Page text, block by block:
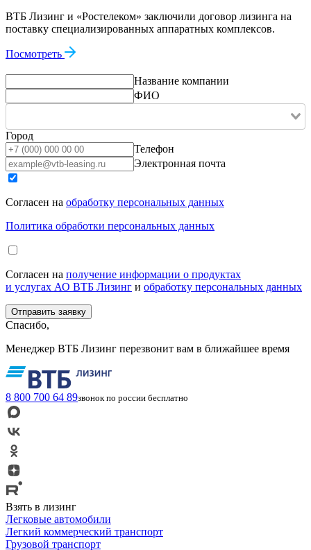
ВТБ Лизинг и «Ростелеком» заключили договор лизинга на
поставку специализированных аппаратных комплексов.
Посмотреть
Название компании
ФИО
Город
Телефон
Электронная почта
Согласен на обработку персональных данных
Политика обработки персональных данных
Согласен на получение информации о продуктах
и услугах АО ВТБ Лизинг и обработку персональных данных
Спасибо,
Менеджер ВТБ Лизинг перезвонит вам в ближайшее время
8 800 700 64 89звонок по россии бесплатно
Взять в лизинг
Легковые автомобили
Легкий коммерческий транспорт
Грузовой транспорт